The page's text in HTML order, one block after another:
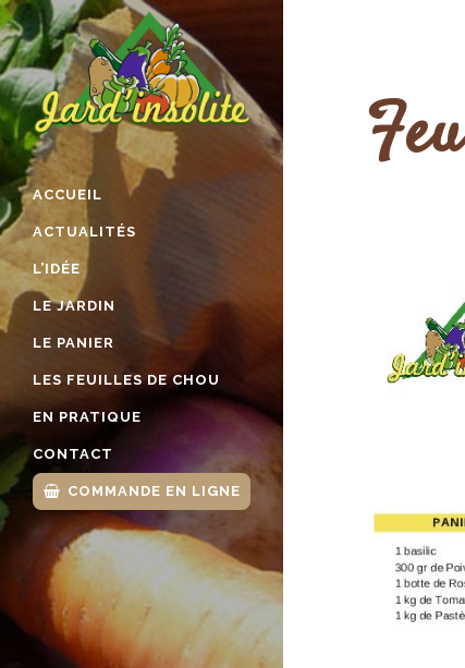
ACCUEIL
ACTUALITÉS
L’IDÉE
LE JARDIN
LE PANIER
LES FEUILLES DE CHOU
EN PRATIQUE
CONTACT
COMMANDE EN LIGNE